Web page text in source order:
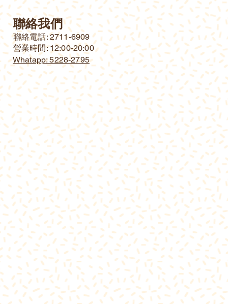
聯絡我們
​聯絡電話: 2711-6909
營業時間: 12:00-20:00
Whatapp: 5228-2795